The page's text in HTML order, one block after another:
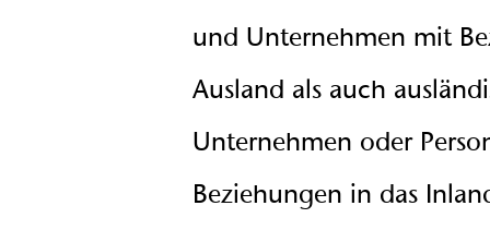
und Unternehmen mit
Ausland als auch
Unternehmen oder
Beziehungen in das